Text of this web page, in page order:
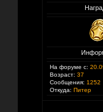
На форуме с:
Возраст: 37
Сообщения: 1252
Откуда: Питер